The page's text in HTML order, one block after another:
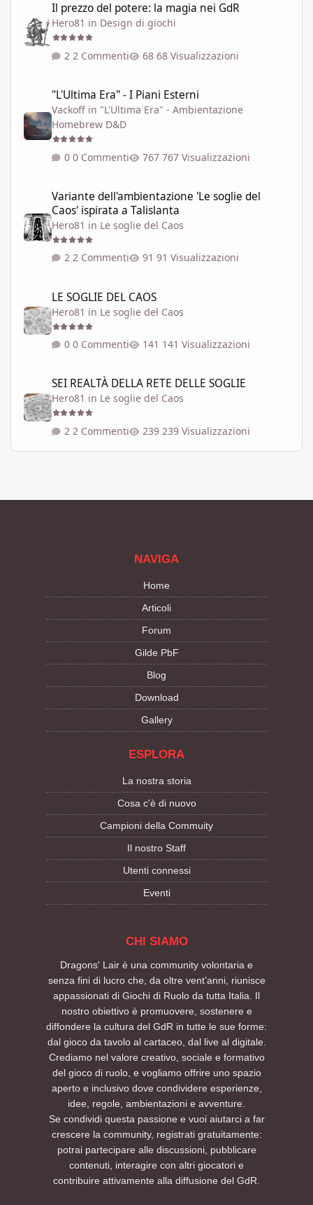
Il prezzo del potere: la magia nei GdR
Hero81 in Design di giochi
2 Commenti 68 Visualizzazioni
"L'Ultima Era" - I Piani Esterni
Vackoff in "L'Ultima Era" - Ambientazione
Homebrew D&D
0 Commenti 767 Visualizzazioni
Variante dell'ambientazione 'Le soglie del
Caos' ispirata a Talislanta
Hero81 in Le soglie del Caos
2 Commenti 91 Visualizzazioni
LE SOGLIE DEL CAOS
Hero81 in Le soglie del Caos
0 Commenti 141 Visualizzazioni
SEI REALTÀ DELLA RETE DELLE SOGLIE
Hero81 in Le soglie del Caos
2 Commenti 239 Visualizzazioni
NAVIGA
Home
Articoli
Forum
Gilde PbF
Blog
Download
Gallery
ESPLORA
La nostra storia
Cosa c'è di nuovo
Campioni della Commuity
Il nostro Staff
Utenti connessi
Eventi
CHI SIAMO
Dragons' Lair è una community volontaria e
senza fini di lucro che, da oltre vent’anni, riunisce
appassionati di Giochi di Ruolo da tutta Italia. Il
nostro obiettivo è promuovere, sostenere e
diffondere la cultura del GdR in tutte le sue forme:
dal gioco da tavolo al cartaceo, dal live al digitale.
Crediamo nel valore creativo, sociale e formativo
del gioco di ruolo, e vogliamo offrire uno spazio
aperto e inclusivo dove condividere esperienze,
idee, regole, ambientazioni e avventure.
Se condividi questa passione e vuoi aiutarci a far
crescere la community, registrati gratuitamente:
potrai partecipare alle discussioni, pubblicare
contenuti, interagire con altri giocatori e
contribuire attivamente alla diffusione del GdR.